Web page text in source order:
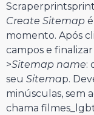
Create Sitemap
momento. Após
campos e
>Sitemap name:
seu Sitemap.
minúsculas, sem
chama